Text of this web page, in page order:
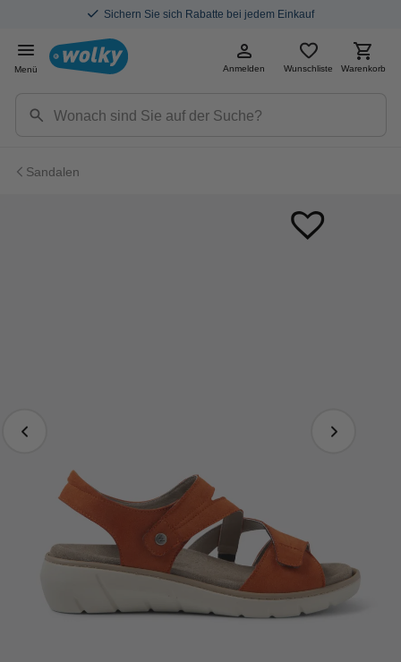
Sichern Sie sich Rabatte bei jedem Einkauf
Menü Anmelden Wunschliste Warenkorb
Sandalen